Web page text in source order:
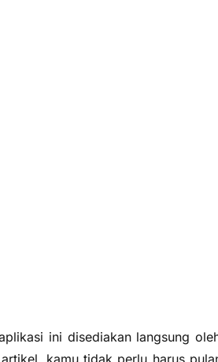
ini disediakan langsung